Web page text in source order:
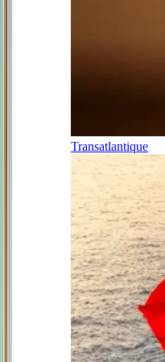
Transatlantique